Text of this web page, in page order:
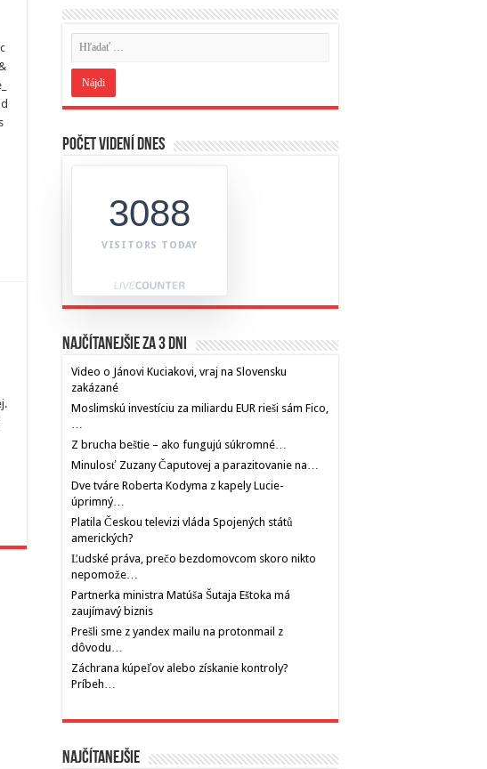
Počet videní dnes
3088
VISITORS TODAY
Najčítanejšie za 3 dni
Video o Jánovi Kuciakovi, vraj na Slovensku
zakázané
Moslimskú investíciu za miliardu EUR rieši sám Fico,
…
Z brucha beštie – ako fungujú súkromné…
Minulosť Zuzany Čaputovej a parazitovanie na…
Dve tváre Roberta Kodyma z kapely Lucie-
úprimný…
Platila Českou televizi vláda Spojených států
amerických?
Ľudské práva, prečo bezdomovcom skoro nikto
nepomože…
Partnerka ministra Matúša Šutaja Eštoka má
zaujímavý biznis
Prešli sme z yandex mailu na protonmail z
dôvodu…
Záchrana kúpeľov alebo získanie kontroly?
Príbeh…
Najčítanejšie